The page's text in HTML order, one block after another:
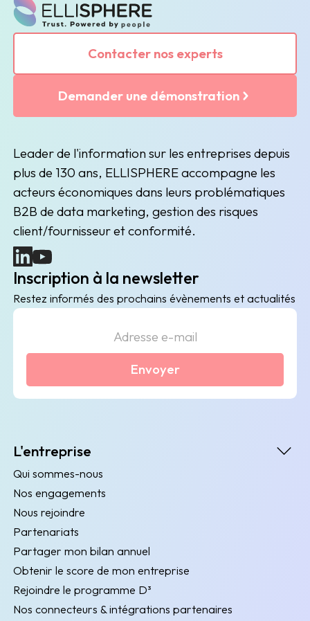
Contacter nos experts
Demander une démonstration
Leader de l'information sur les entreprises depuis
plus de 130 ans, ELLISPHERE accompagne les
acteurs économiques dans leurs problématiques
B2B de data marketing, gestion des risques
client/fournisseur et conformité.
(nouvelle fenêtre)
(nouvelle fenêtre)
Inscription à la newsletter
Restez informés des prochains évènements et actualités
Envoyer
L'entreprise
Qui sommes-nous
Nos engagements
Nous rejoindre
Partenariats
Partager mon bilan annuel
Obtenir le score de mon entreprise
Rejoindre le programme D³
Nos connecteurs & intégrations partenaires